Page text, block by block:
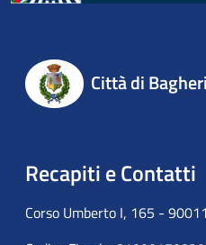
Città di
Recapiti e Contatti
Corso Umberto I, 165 -